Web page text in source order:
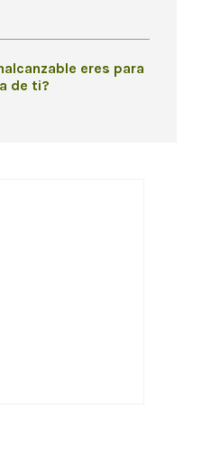
eres para
de ti?